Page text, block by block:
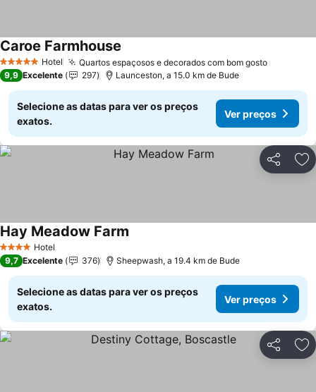
5 Estrelas Hotel Quartos espaçosos e decorados com bom gosto
Caroe Farmhouse
9,9 Excelente 297 Launceston, a 15.0 km de Bude
Selecione as datas para ver os preços
exatos.
Ver preços
Partilhar
4 EstrelasHotel
Hay Meadow Farm
9,7 Excelente 376 Sheepwash, a 19.4 km de Bude
Selecione as datas para ver os preços
exatos.
Ver preços
Partilhar